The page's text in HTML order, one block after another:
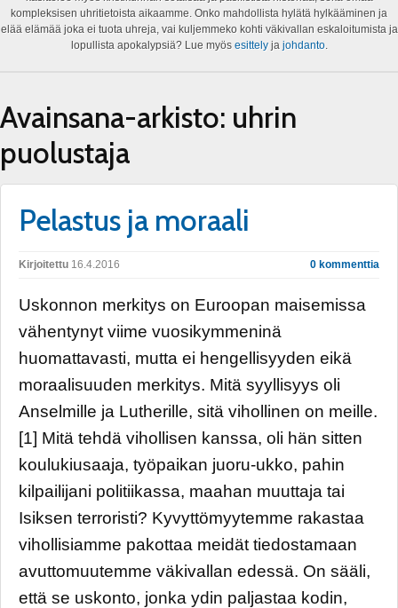
kompleksisen uhritietoista aikaamme. Onko mahdollista hylätä hylkääminen ja
elää elämää joka ei tuota uhreja, vai kuljemmeko kohti väkivallan eskaloitumista ja
lopullista apokalypsiä? Lue myös esittelyja johdanto.
Avainsana-arkisto: uhrin
puolustaja
Pelastus ja moraali
Kirjoitettu 16.4.2016 0 kommenttia
Uskonnon merkitys on Euroopan maisemissa
vähentynyt viime vuosikymmeninä
huomattavasti, mutta ei hengellisyyden eikä
moraalisuuden merkitys. Mitä syyllisyys oli
Anselmille ja Lutherille, sitä vihollinen on meille.
[1] Mitä tehdä vihollisen kanssa, oli hän sitten
koulukiusaaja, työpaikan juoru-ukko, pahin
kilpailijani politiikassa, maahan muuttaja tai
Isiksen terroristi? Kyvyttömyytemme rakastaa
vihollisiamme pakottaa meidät tiedostamaan
avuttomuutemme väkivallan edessä. On sääli,
että se uskonto, jonka ydin paljastaa kodin,